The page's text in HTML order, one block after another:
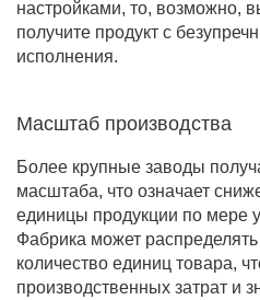
настройками, то, возможно,
получите продукт с
исполнения.
Масштаб производства
Более крупные заводы
масштаба, что означает
единицы продукции по мере
Фабрика может
количество единиц товара,
производственных затрат и